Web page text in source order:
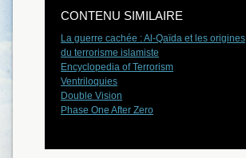
CONTENU SIMILAIRE
La guerre cachée : Al-Qaïda et les origines
du terrorisme islamiste
Encyclopedia of Terrorism
Ventriloquies
Double Vision
Phase One After Zero